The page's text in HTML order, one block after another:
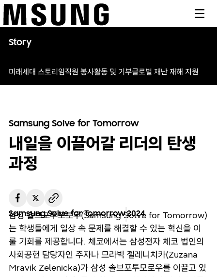
Story
미래세대 스토리임직원 봉사활동 및 기부글로벌 재난 재해 지원
Samsung Solve for Tomorrow
내일을 이끌어갈 리더의 탄생
과정
Samsung Solve for Tomorrow2024
삼성 솔브포투모로우(Samsung Solve for Tomorrow)
는 학생들에게 일상 속 문제를 해결할 수 있는 혁신을 이
룰 기회를 제공합니다. 체코에서는 삼성전자 체코 법인의
사회공헌 담당자인 주자나 므라빅 젤레니치카(Zuzana
Mravik Zelenicka)가 삼성 솔브포투모로우를 이끌고 있